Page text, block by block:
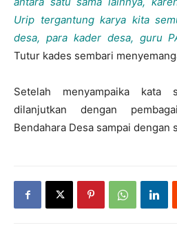
Urip tergantung karya kita
desa, para kader desa, guru
Tutur kades sembari
Setelah menyampaika kata
dilanjutkan dengan
Bendahara Desa sampai dengan